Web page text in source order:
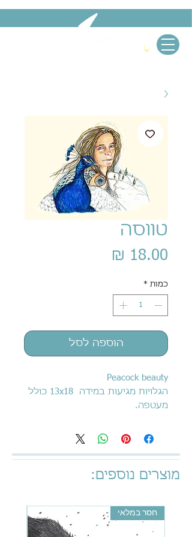
טווסה
כמות *
הוספה לסל
Peacock beauty
הגלויות מגיעות במידה 13x18 כולל
מעטפה.
מוצרים נוספים:
חסר במלאי